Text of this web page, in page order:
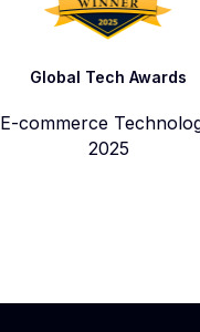
Global Tech Awards
E-commerce
2025